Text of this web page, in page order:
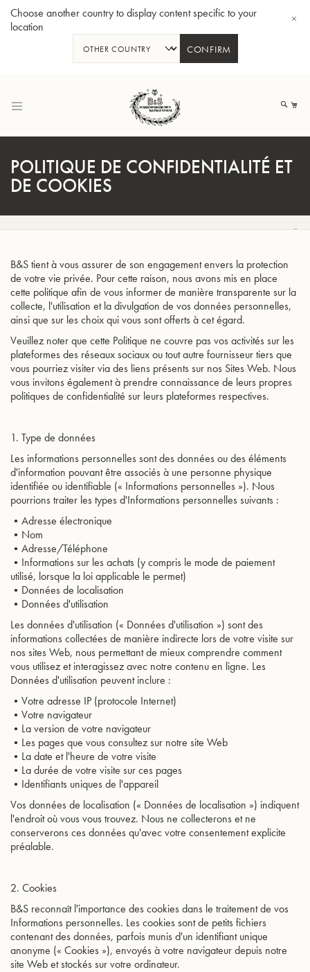
Choose another country to display content specific to your
location
CONFIRM
contenu
POLITIQUE DE CONFIDENTIALITÉ ET
DE COOKIES
B&S tient à vous assurer de son engagement envers la protection
de votre vie privée. Pour cette raison, nous avons mis en place
cette politique afin de vous informer de manière transparente sur la
collecte, l'utilisation et la divulgation de vos données personnelles,
ainsi que sur les choix qui vous sont offerts à cet égard.
Veuillez noter que cette Politique ne couvre pas vos activités sur les
plateformes des réseaux sociaux ou tout autre fournisseur tiers que
vous pourriez visiter via des liens présents sur nos Sites Web. Nous
vous invitons également à prendre connaissance de leurs propres
politiques de confidentialité sur leurs plateformes respectives.
1. Type de données
Les informations personnelles sont des données ou des éléments
d'information pouvant être associés à une personne physique
identifiée ou identifiable (« Informations personnelles »). Nous
pourrions traiter les types d'Informations personnelles suivants :
•Adresse électronique
•Nom
•Adresse/Téléphone
•Informations sur les achats (y compris le mode de paiement
utilisé, lorsque la loi applicable le permet)
•Données de localisation
•Données d'utilisation
Les données d'utilisation (« Données d'utilisation ») sont des
informations collectées de manière indirecte lors de votre visite sur
nos sites Web, nous permettant de mieux comprendre comment
vous utilisez et interagissez avec notre contenu en ligne. Les
Données d'utilisation peuvent inclure :
•Votre adresse IP (protocole Internet)
•Votre navigateur
•La version de votre navigateur
•Les pages que vous consultez sur notre site Web
•La date et l'heure de votre visite
•La durée de votre visite sur ces pages
•Identifiants uniques de l'appareil
Vos données de localisation (« Données de localisation ») indiquent
l'endroit où vous vous trouvez. Nous ne collecterons et ne
conserverons ces données qu'avec votre consentement explicite
préalable.
2. Cookies
B&S reconnaît l'importance des cookies dans le traitement de vos
Informations personnelles. Les cookies sont de petits fichiers
contenant des données, parfois munis d'un identifiant unique
anonyme (« Cookies »), envoyés à votre navigateur depuis notre
site Web et stockés sur votre ordinateur.